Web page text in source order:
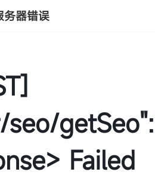
务器错误
getSeo":
Failed